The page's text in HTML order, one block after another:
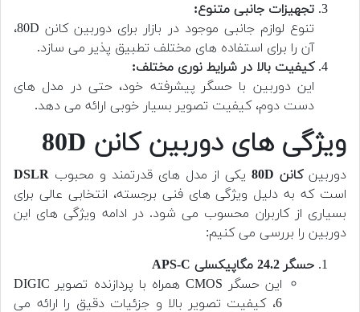
تجهیزات جانبی متنوع:
تنوع لوازم جانبی موجود در بازار برای دوربین کانن 80D،
آن را برای استفاده های مختلف تطبیق پذیر می سازد.
کیفیت بالا در شرایط نوری مختلف:
این دوربین با حسگر پیشرفته خود، حتی در مدل های
دست دوم، کیفیت تصویر بسیار خوبی ارائه می دهد.
ویژگی های دوربین کانن 80D
دوربینکانن 80D یکی از مدل های قدرتمند و محبوب DSLR
است که به دلیل ویژگی های فنی برجسته، انتخابی عالی برای
بسیاری از کاربران محسوب می شود. در ادامه ویژگی های این
دوربین را بررسی می کنیم:
حسگر 24.2 مگاپیکسلی APS-C
این حسگر CMOS همراه با پردازنده تصویر DIGIC
6، کیفیت تصویر بالا و جزئیات دقیق را ارائه می